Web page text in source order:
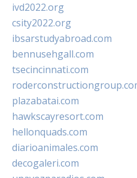
ivd2022.org
csity2022.org
ibsarstudyabroad.com
bennusehgall.com
tsecincinnati.com
plazabatai.com
hawkscayresort.com
hellonquads.com
diarioanimales.com
decogaleri.com